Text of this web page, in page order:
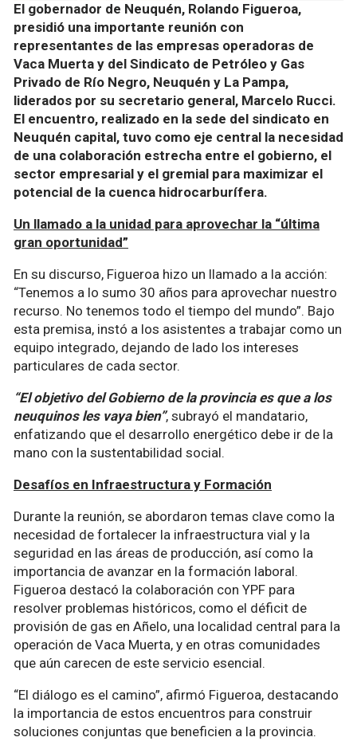
El gobernador de Neuquén, Rolando Figueroa,
presidió una importante reunión con
representantes de las empresas operadoras de
Vaca Muerta y del Sindicato de Petróleo y Gas
Privado de Río Negro, Neuquén y La Pampa,
liderados por su secretario general, Marcelo Rucci.
El encuentro, realizado en la sede del sindicato en
Neuquén capital, tuvo como eje central la necesidad
de una colaboración estrecha entre el gobierno, el
sector empresarial y el gremial para maximizar el
potencial de la cuenca hidrocarburífera.
Un llamado a la unidad para aprovechar la “última
gran oportunidad”
En su discurso, Figueroa hizo un llamado a la acción:
“Tenemos a lo sumo 30 años para aprovechar nuestro
recurso. No tenemos todo el tiempo del mundo”. Bajo
esta premisa, instó a los asistentes a trabajar como un
equipo integrado, dejando de lado los intereses
particulares de cada sector.
“El objetivo del Gobierno de la provincia es que a los
neuquinos les vaya bien”, subrayó el mandatario,
enfatizando que el desarrollo energético debe ir de la
mano con la sustentabilidad social.
Desafíos en Infraestructura y Formación
Durante la reunión, se abordaron temas clave como la
necesidad de fortalecer la infraestructura vial y la
seguridad en las áreas de producción, así como la
importancia de avanzar en la formación laboral.
Figueroa destacó la colaboración con YPF para
resolver problemas históricos, como el déficit de
provisión de gas en Añelo, una localidad central para la
operación de Vaca Muerta, y en otras comunidades
que aún carecen de este servicio esencial.
“El diálogo es el camino”, afirmó Figueroa, destacando
la importancia de estos encuentros para construir
soluciones conjuntas que beneficien a la provincia.